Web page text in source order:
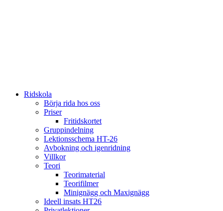
Ridskola
Börja rida hos oss
Priser
Fritidskortet
Gruppindelning
Lektionsschema HT-26
Avbokning och igenridning
Villkor
Teori
Teorimaterial
Teorifilmer
Minignägg och Maxignägg
Ideell insats HT26